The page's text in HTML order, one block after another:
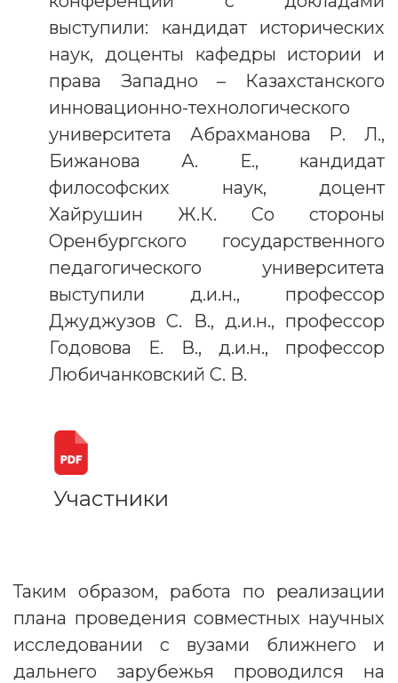
выступили: кандидат исторических
наук, доценты кафедры истории и
права Западно – Казахстанского
инновационно-технологического
университета Абрахманова Р. Л.,
Бижанова А. Е., кандидат
философских наук, доцент
Хайрушин Ж.К. Со стороны
Оренбургского государственного
педагогического университета
выступили д.и.н., профессор
Джуджузов С. В., д.и.н., профессор
Годовова Е. В., д.и.н., профессор
Любичанковский С. В.
Участники
Таким образом, работа по реализации
плана проведения совместных научных
исследовании с вузами ближнего и
дальнего зарубежья проводился на